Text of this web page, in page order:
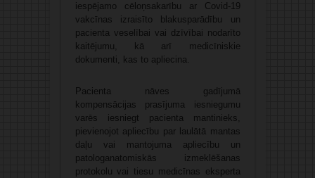
iespējamo cēloņsakarību ar Covid-19
vakcīnas izraisīto blakusparādību un
pacienta veselībai vai dzīvībai nodarīto
kaitējumu, kā arī medicīniskie
dokumenti, kas to apliecina.
Pacienta nāves gadījumā
kompensācijas prasījuma iesniegumu
varēs iesniegt pacienta mantinieks,
pievienojot apliecību par laulātā mantas
daļu vai mantojuma apliecību un
patologanatomiskās izmeklēšanas
protokolu vai tiesu medicīnas eksperta